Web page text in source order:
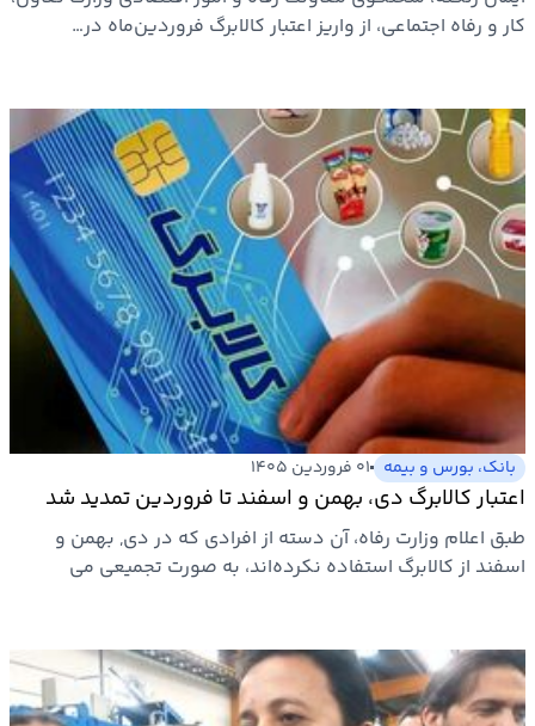
شناور
کار و رفاه اجتماعی، از واریز اعتبار کالابرگ فروردین‌ماه در…
بانک، بورس و بیمه ۰۱ فروردین ۱۴۰۵
اعتبار کالابرگ دی، بهمن و اسفند تا فروردین تمدید شد
طبق اعلام وزارت رفاه، آن دسته از افرادی که در دی, بهمن و
اسفند از کالابرگ استفاده نکرده‌اند، به صورت تجمیعی می